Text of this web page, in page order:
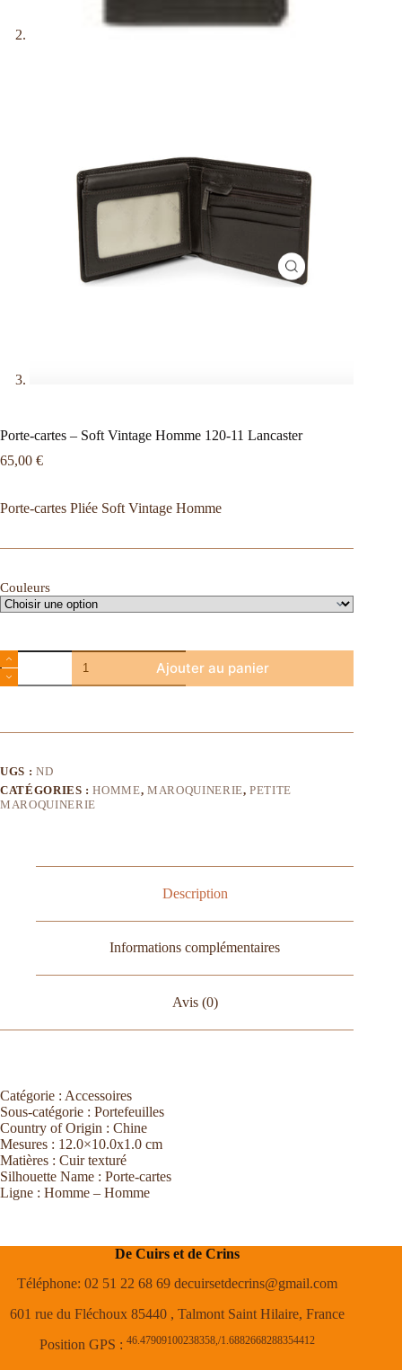
Porte-cartes – Soft Vintage Homme 120-11 Lancaster
65,00 €
Porte-cartes Pliée Soft Vintage Homme
Couleurs
Ajouter au panier
UGS : ND
CATÉGORIES :HOMME,MAROQUINERIE,PETITE
MAROQUINERIE
Description
Informations complémentaires
Avis (0)
Catégorie : Accessoires
Sous-catégorie : Portefeuilles
Country of Origin : Chine
Mesures : 12.0×10.0x1.0 cm
Matières : Cuir texturé
Silhouette Name : Porte-cartes
Ligne : Homme – Homme
De Cuirs et de Crins
Téléphone: 02 51 22 68 69 decuirsetdecrins@gmail.com
601 rue du Fléchoux 85440 , Talmont Saint Hilaire, France
Position GPS : 46.47909100238358,/1.6882668288354412